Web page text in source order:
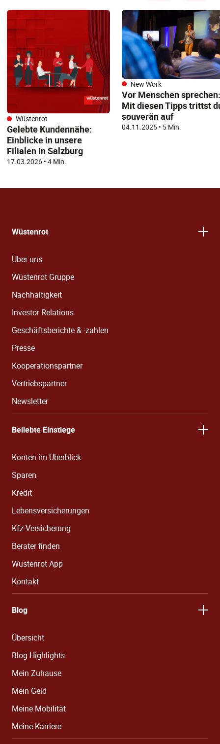
Wüstenrot
Gelebte Kundennähe:
Einblicke in unsere
Filialen in Salzburg
17.03.2026• 4 Min.
New Work
Vor Menschen sprechen:
Mit diesen Tipps trittst
souverän auf
04.11.2025 • 5 Min.
Wüstenrot
Über uns
Wüstenrot Gruppe
Nachhaltigkeit
Investor Relations
Geschäftsberichte & -zahlen
Presse
Kooperationspartner
Vertriebspartner
Newsletter
Beliebte Einstiege
Konten im Überblick
Sparen
Kredit
Lebensversicherungen
Kfz-Versicherung
Berater finden
Wüstenrot App
Kontakt
Blog
Übersicht
Blog Highlights
Mein Zuhause
Mein Geld
Meine Mobilität
Meine Karriere